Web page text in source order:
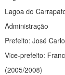
Lagoa do
Administração
Prefeito: José
Vice-prefeito:
(2005/2008)